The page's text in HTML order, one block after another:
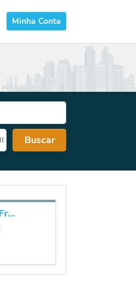
Minha Conta
Buscar
Prandisa venda de Empresas - Repasse de Franquias - Valuation